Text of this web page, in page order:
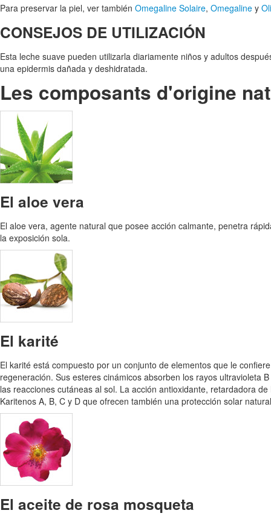
Para preservar la piel, ver también Omegaline Solaire, Omegaline y
CONSEJOS DE UTILIZACIÓN
Esta leche suave pueden utilizarla diariamente niños y adultos
una epidermis dañada y deshidratada.
Les composants d'origine
El aloe vera
El aloe vera, agente natural que posee acción calmante, penetra
la exposición sola.
El karité
El karité está compuesto por un conjunto de elementos que le
regeneración. Sus esteres cinámicos absorben los rayos ultravioleta
las reacciones cutáneas al sol. La acción antioxidante, retardadora
Karitenos A, B, C y D que ofrecen también una protección solar
El aceite de rosa mosqueta